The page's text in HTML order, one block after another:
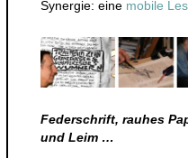
Synergie: eine mobile
Federschrift, rauhes
und Leim …